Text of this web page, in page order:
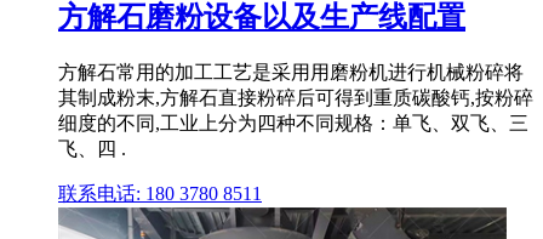
方解石磨粉设备以及生产线配置
方解石常用的加工工艺是采用用磨粉机进行机械粉碎将
其制成粉末,方解石直接粉碎后可得到重质碳酸钙,按粉碎
细度的不同,工业上分为四种不同规格：单飞、双飞、三
飞、四 .
联系电话: 180 3780 8511